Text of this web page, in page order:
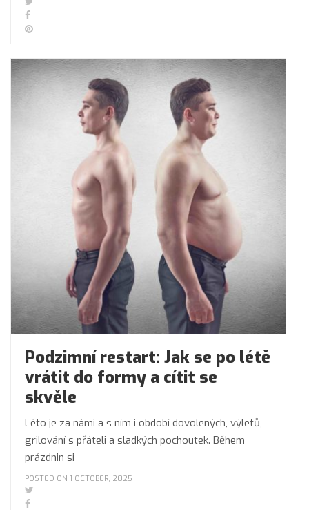
Podzimní restart: Jak se po létě
vrátit do formy a cítit se
skvěle
Léto je za námi a s ním i období dovolených, výletů,
grilování s přáteli a sladkých pochoutek. Během
prázdnin si
POSTED ON 1 OCTOBER, 2025